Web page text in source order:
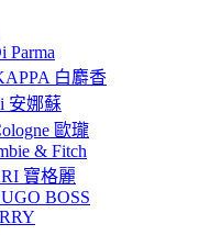
Parma
白麝香
安娜蘇
歐瓏
& Fitch
寶格麗
BOSS